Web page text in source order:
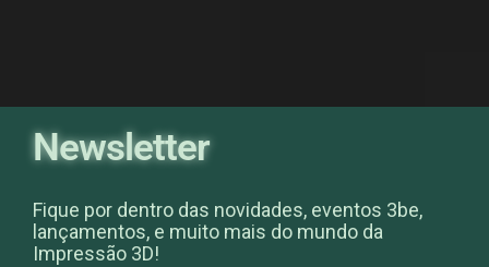
Newsletter
Fique por dentro das novidades, eventos 3be,
lançamentos, e muito mais do mundo da
Impressão 3D!